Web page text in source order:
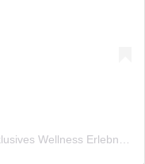
Ein Beitrag geteilt von Ahoi Sauna | Exklusives Wellness Erlebnis | Day Spa (@ahoisauna)